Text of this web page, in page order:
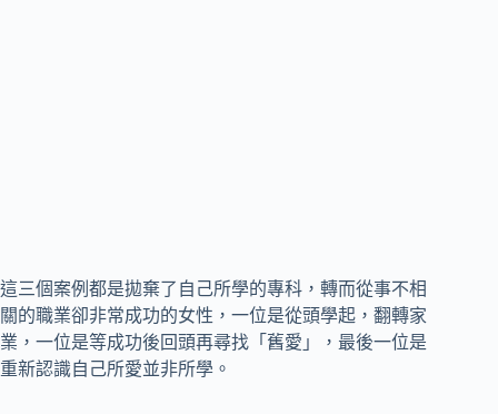
這三個案例都是拋棄了自己所學的專科，轉而從事不相
關的職業卻非常成功的女性，一位是從頭學起，翻轉家
業，一位是等成功後回頭再尋找「舊愛」，最後一位是
重新認識自己所愛並非所學。